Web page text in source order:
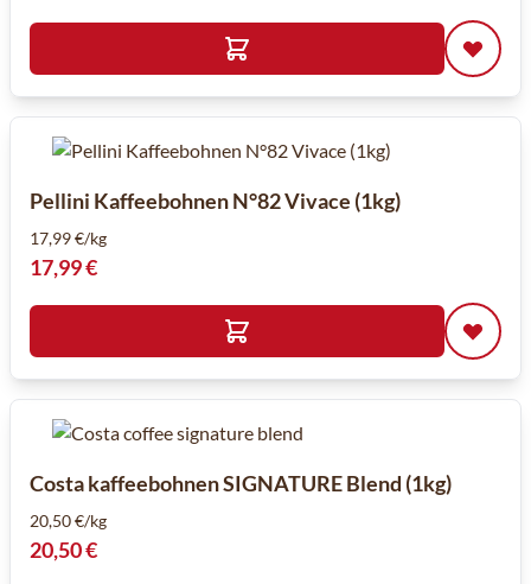
Pellini Kaffeebohnen N°82 Vivace (1kg)
17,99 €/kg
17,99 €
Costa kaffeebohnen SIGNATURE Blend (1kg)
20,50 €/kg
20,50 €